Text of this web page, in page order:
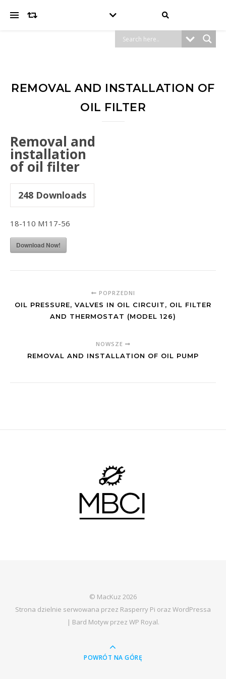
REMOVAL AND INSTALLATION OF
OIL FILTER
Removal and
installation
of oil filter
248 Downloads
18-110 M117-56
Download Now!
POPRZEDNI
OIL PRESSURE, VALVES IN OIL CIRCUIT, OIL FILTER
AND THERMOSTAT (MODEL 126)
NOWSZE
REMOVAL AND INSTALLATION OF OIL PUMP
© MacKuz 2026
Strona dzielnie serwowana przez Rasperry Pi oraz WordPressa
| Bard Motyw przez WP Royal.
POWRÓT NA GÓRĘ